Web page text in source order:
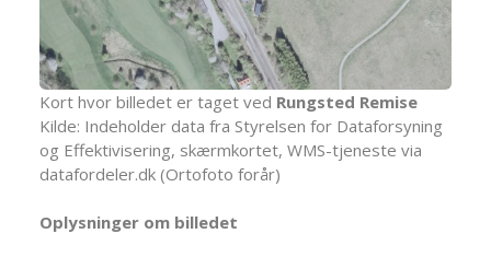
Kort hvor billedet er taget ved Rungsted Remise
Kilde: Indeholder data fra Styrelsen for Dataforsyning
og Effektivisering, skærmkortet, WMS-tjeneste via
datafordeler.dk (Ortofoto forår)
Oplysninger om billedet